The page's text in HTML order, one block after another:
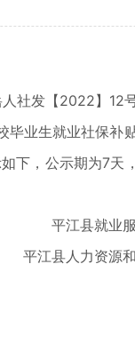
社发【2022】12
业生就业社保补
下，公示期为7
平江县就业服
平江县人力资源和